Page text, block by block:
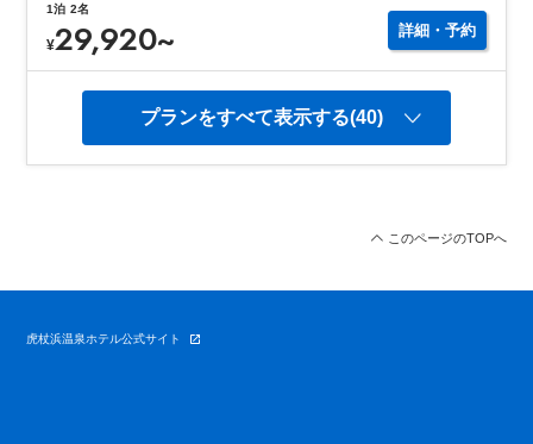
1泊 2名
¥29,920~ 詳細・予約
プランをすべて表示する(40)
このページのTOPへ
虎杖浜温泉ホテル公式サイト